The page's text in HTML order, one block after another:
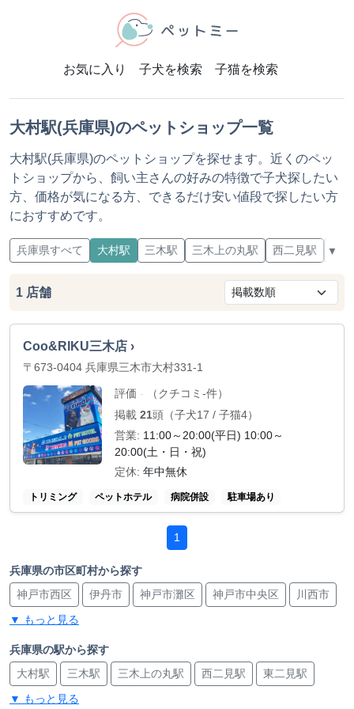
お気に入り 子犬を検索 子猫を検索
大村駅(兵庫県)のペットショップ一覧
大村駅(兵庫県)のペットショップを探せます。近くのペッ
トショップから、飼い主さんの好みの特徴で子犬探したい
方、価格が気になる方、できるだけ安い値段で探したい方
におすすめです。
兵庫県すべて 大村駅 三木駅 三木上の丸駅 西二見駅 東
▼
1 店舗
Coo&RIKU三木店 ›
〒673-0404 兵庫県三木市大村331-1
評価 -
（クチコミ-件）
掲載 21頭（子犬17 / 子猫4）
営業: 11:00～20:00(平日) 10:00～
20:00(土・日・祝)
定休: 年中無休
トリミング ペットホテル 病院併設 駐車場あり
1
兵庫県の市区町村から探す
神戸市西区
伊丹市 神戸市灘区 神戸市中央区 川西市
姫路市 宝塚市
三木市 明石市
神戸市垂水区 西宮市
▼ もっと見る
兵庫県の駅から探す
大村駅
三木駅 三木上の丸駅 西二見駅 東二見駅
播磨町駅 旧居留地・大丸前駅
▼ もっと見る